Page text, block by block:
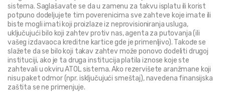
sistema. Saglašavate se da u zamenu za takvu isplatu ili korist
potpuno dodeljujete tim poverenicima sve zahteve koje imate ili
biste mogli imati koji proizlaze iz neprovisioniranja usluga,
uključujući bilo koji zahtev protiv nas, agenta za putovanja (ili
vašeg izdavaoca kreditne kartice gde je primenljivo). Takođe se
slažete da se bilo koji takav zahtev može ponovo dodeliti drugoj
instituciji, ako je ta druga institucija platila iznose koje ste
zahtevali u okviru ATOL sistema. Ako rezervišete aranžmane koji
nisu paket odmor (npr. isključujući smeštaj), navedena finansijska
zaštita se ne primenjuje.